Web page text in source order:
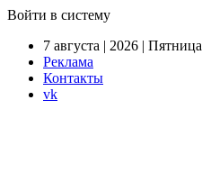
Войти в систему
7 августа | 2026 | Пятница
Реклама
Контакты
vk